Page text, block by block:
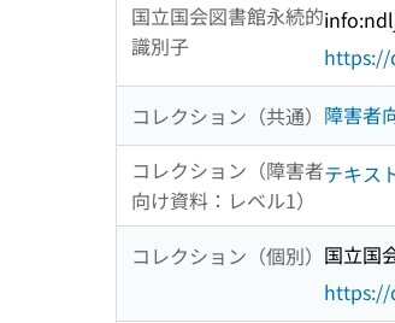
国立国会図書館永続的
識別子
https://
コレクション（共通） 障害者
コレクション（障害者
向け資料：レベル1）
テキス
コレクション（個別） 国立国
https://